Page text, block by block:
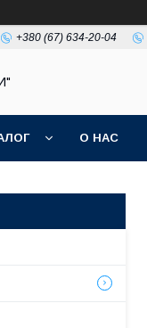
+380 (67) 634-20-04
О НАС